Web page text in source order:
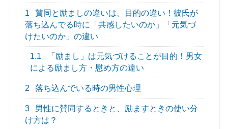
1
賛同と励ましの違いは、目的の違い！彼氏が
落ち込んでる時に「共感したいのか」「元気づ
けたいのか」の違い
1.1
「励まし」は元気づけることが目的！男女
による励まし方・慰め方の違い
2 落ち込んでいる時の男性心理
3
男性に賛同するときと、励ますときの使い分
け方は？